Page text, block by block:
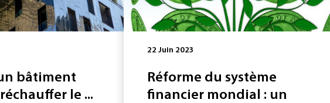
bâtiment
le ...
22 Juin 2023
Réforme du système
financier mondial : un